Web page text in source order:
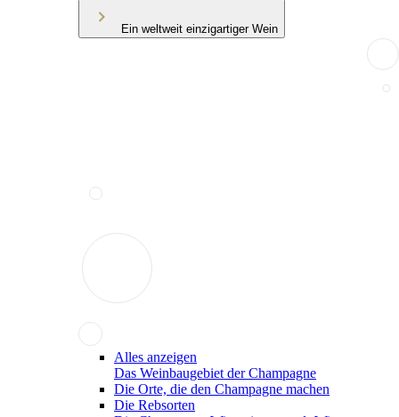
Ein weltweit einzigartiger Wein
Alles anzeigen
Das Weinbaugebiet der Champagne
Die Orte, die den Champagne machen
Die Rebsorten